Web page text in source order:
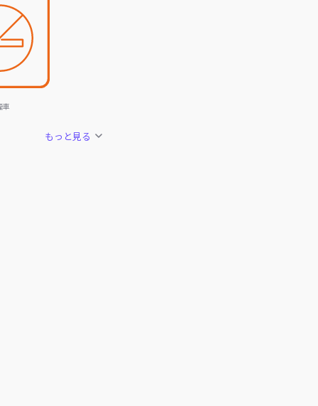
車
もっと見る